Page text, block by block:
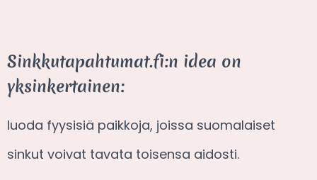
Sinkkutapahtumat.fi:n idea on
yksinkertainen:
luoda fyysisiä paikkoja, joissa suomalaiset
sinkut voivat tavata toisensa aidosti.